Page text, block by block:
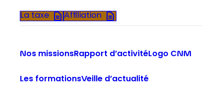
La taxe Affiliation
Nos missionsRapport d’activitéLogo CNM
Les formationsVeille d’actualité